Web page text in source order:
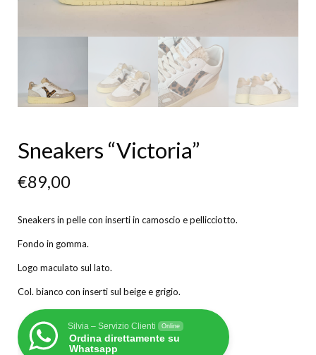
Sneakers “Victoria”
€89,00
Sneakers in pelle con inserti in camoscio e pellicciotto.
Fondo in gomma.
Logo maculato sul lato.
Col. bianco con inserti sul beige e grigio.
Silvia – Servizio Clienti Online
Ordina direttamente su
Whatsapp